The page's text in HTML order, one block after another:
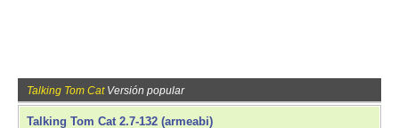
Talking Tom CatVersión popular
Talking Tom Cat 2.7-132 (armeabi)